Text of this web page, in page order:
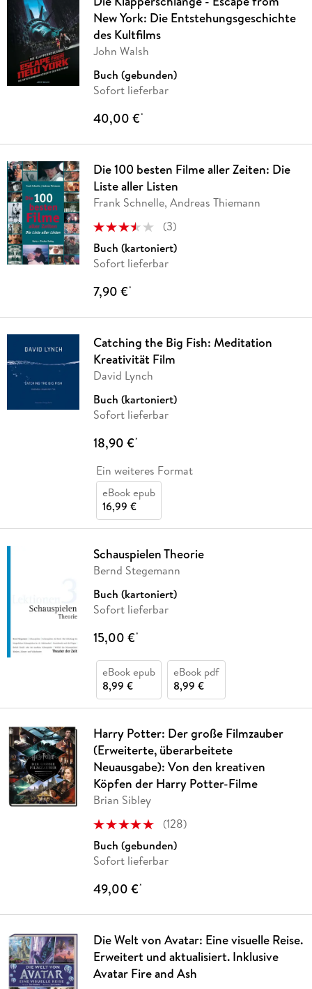
New York: Die Entstehungsgeschichte
des Kultfilms
John Walsh
Buch (gebunden)
Sofort lieferbar
40,00 €*
Die 100 besten Filme aller Zeiten: Die
Liste aller Listen
Frank Schnelle, Andreas Thiemann
(3)
Buch (kartoniert)
Sofort lieferbar
7,90 €*
Catching the Big Fish: Meditation
Kreativität Film
David Lynch
Buch (kartoniert)
Sofort lieferbar
18,90 €*
Ein weiteres Format
eBook epub
16,99 €
Schauspielen Theorie
Bernd Stegemann
Buch (kartoniert)
Sofort lieferbar
15,00 €*
eBook epub
8,99 €
eBook pdf
8,99 €
Harry Potter: Der große Filmzauber
(Erweiterte, überarbeitete
Neuausgabe): Von den kreativen
Köpfen der Harry Potter-Filme
Brian Sibley
(128)
Buch (gebunden)
Sofort lieferbar
49,00 €*
Die Welt von Avatar: Eine visuelle Reise.
Erweitert und aktualisiert. Inklusive
Avatar Fire and Ash